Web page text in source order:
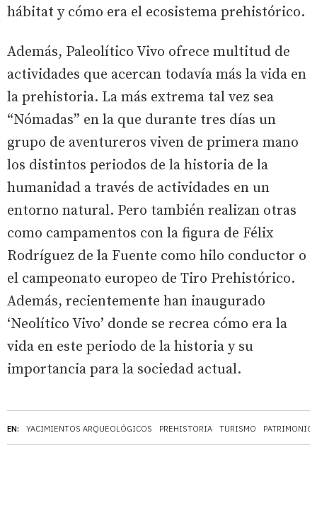
EN: YACIMIENTOS ARQUEOLÓGICOS PREHISTORIA TURISMO PATRIMONIO
hábitat y cómo era el ecosistema prehistórico.
Además, Paleolítico Vivo ofrece multitud de
actividades que acercan todavía más la vida en
la prehistoria. La más extrema tal vez sea
“Nómadas” en la que durante tres días un
grupo de aventureros viven de primera mano
los distintos periodos de la historia de la
humanidad a través de actividades en un
entorno natural. Pero también realizan otras
como campamentos con la figura de Félix
Rodríguez de la Fuente como hilo conductor o
el campeonato europeo de Tiro Prehistórico.
Además, recientemente han inaugurado
‘Neolítico Vivo’ donde se recrea cómo era la
vida en este periodo de la historia y su
importancia para la sociedad actual.